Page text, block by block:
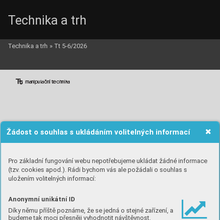
Žádost o souhlas s ukládáním volitelných informací
Pro základní fungování webu nepotřebujeme ukládat žádné informace
(tzv. cookies apod.). Rádi bychom vás ale požádali o souhlas s
uložením volitelných informací:
Anonymní unikátní ID
Díky němu příště poznáme, že se jedná o stejné zařízení, a
budeme tak moci přesněji vyhodnotit návštěvnost.
milční thk

 
 
 
Technika a trh
Technika a trh » Tt 5-6/2026